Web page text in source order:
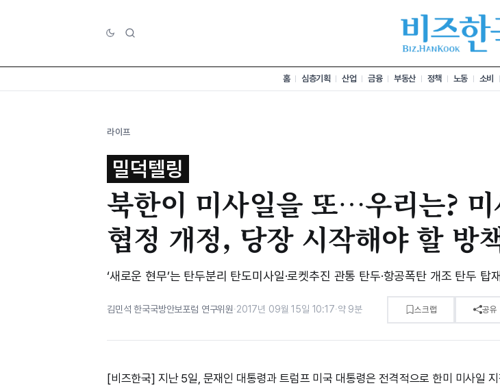
홈 심층기획 산업 금융 부동산 정책 노동 소비
라이프
밀덕텔링
북한이 미사일을 또…우리는? 미
협정 개정, 당장 시작해야 할 방
‘새로운 현무’는 탄두분리 탄도미사일·로켓추진 관통 탄두·항공폭탄 개조 탄두 탑
김민석 한국국방안보포럼 연구위원·2017년 09월 15일 10:17·약 9분 스크랩 공유
[비즈한국] 지난 5일, 문재인 대통령과 트럼프 미국 대통령은 전격적으로 한미 미사일 지